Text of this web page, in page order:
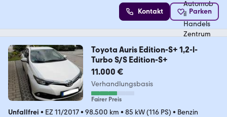
Kontakt Parken
Toyota Auris Edition-S+ 1,2-l-
Turbo S/S Edition-S+
11.000 €
Verhandlungsbasis
Fairer Preis
Unfallfrei • EZ 11/2017• 98.500 km • 85 kW (116 PS) • Benzin